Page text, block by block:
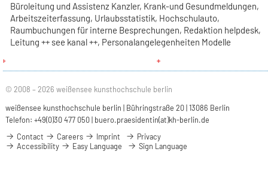
Büroleitung und Assistenz Kanzler, Krank-und Gesundmeldungen,
Arbeitszeiterfassung, Urlaubsstatistik, Hochschulauto,
Raumbuchungen für interne Besprechungen, Redaktion helpdesk,
Leitung ++ see kanal ++, Personalangelegenheiten Modelle
© 2008 – 2026 weißensee kunsthochschule berlin
weißensee kunsthochschule berlin | Bühringstraße 20 | 13086 Berlin
Telefon: +49(0)30 477 050 | buero.praesidentin(at)kh-berlin.de
Contact
Careers Imprint
Privacy
Accessibility
Easy Language Sign Language